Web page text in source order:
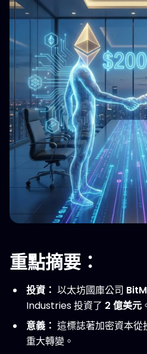
重點摘要：
投資： 以太坊國庫公司
Industries 投資了 2 億美元
意義： 這標誌著加密資本從
重大轉變。